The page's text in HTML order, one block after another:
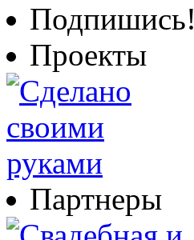
Подпишись!
Проекты
Партнеры